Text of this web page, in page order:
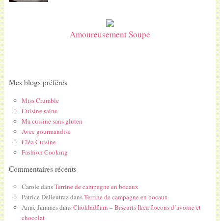
Amoureusement Soupe
Mes blogs préférés
Miss Crumble
Cuisine saine
Ma cuisine sans gluten
Avec gourmandise
Cléa Cuisine
Fashion Cooking
Commentaires récents
Carole dansTerrine de campagne en bocaux
Patrice DelieutrazdansTerrine de campagne en bocaux
Anne JammesdansChokladflarn – Biscuits Ikea flocons d’avoine et
chocolat